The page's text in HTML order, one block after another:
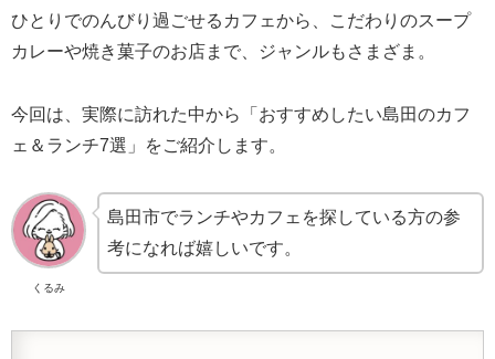
ひとりでのんびり過ごせるカフェから、こだわりのスープ
カレーや焼き菓子のお店まで、ジャンルもさまざま。
今回は、実際に訪れた中から「おすすめしたい島田のカフ
ェ＆ランチ7選」をご紹介します。
くるみ
島田市でランチやカフェを探している方の参
考になれば嬉しいです。